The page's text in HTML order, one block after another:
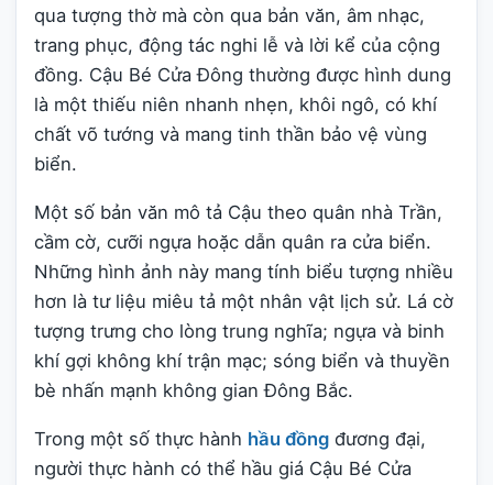
qua tượng thờ mà còn qua bản văn, âm nhạc,
trang phục, động tác nghi lễ và lời kể của cộng
đồng. Cậu Bé Cửa Đông thường được hình dung
là một thiếu niên nhanh nhẹn, khôi ngô, có khí
chất võ tướng và mang tinh thần bảo vệ vùng
biển.
Một số bản văn mô tả Cậu theo quân nhà Trần,
cầm cờ, cưỡi ngựa hoặc dẫn quân ra cửa biển.
Những hình ảnh này mang tính biểu tượng nhiều
hơn là tư liệu miêu tả một nhân vật lịch sử. Lá cờ
tượng trưng cho lòng trung nghĩa; ngựa và binh
khí gợi không khí trận mạc; sóng biển và thuyền
bè nhấn mạnh không gian Đông Bắc.
Trong một số thực hành hầu đồng đương đại,
người thực hành có thể hầu giá Cậu Bé Cửa